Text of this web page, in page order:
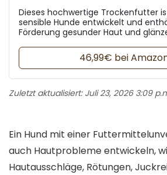
Dieses hochwertige Trockenfutter
sensible Hunde entwickelt und
Förderung gesunder Haut und
46,99€ bei
Zuletzt aktualisiert: Juli 23, 2026 3:09
Ein Hund mit einer
auch Hautprobleme entwickeln,
Hautausschläge, Rötungen,